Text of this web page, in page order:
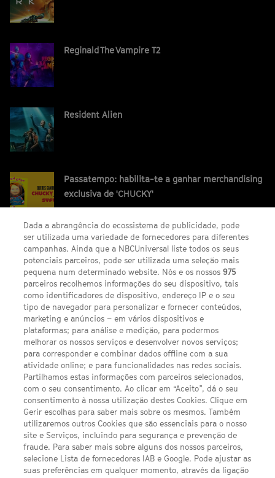
Reginald The Vampire T2
Resident Alien
Passatempo: habilita-te a ganhar merchandising
exclusiva de 'CHUCKY'
SEGUE-NOS
FACEBOOK
TWITTER
YOUTUBEINSTAGRAM
LINKS ÚTEIS
Escolhas de Anúncios
Política de privacidade
Termos E Condições
FILMES
Dada a abrangência do ecossistema de publicidade, pode
ser utilizada uma variedade de fornecedores para diferentes
campanhas. Ainda que a NBCUniversal liste todos os seus
potenciais parceiros, pode ser utilizada uma seleção mais
pequena num determinado website. Nós e os nossos975
parceiros recolhemos informações do seu dispositivo, tais
como identificadores de dispositivo, endereço IP e o seu
tipo de navegador para personalizar e fornecer conteúdos,
marketing e anúncios – em vários dispositivos e
plataformas; para análise e medição, para podermos
melhorar os nossos serviços e desenvolver novos serviços;
para corresponder e combinar dados offline com a sua
atividade online; e para funcionalidades nas redes sociais.
Partilhamos estas informações com parceiros selecionados,
com o seu consentimento. Ao clicar em “Aceito”, dá o seu
consentimento à nossa utilização destes Cookies. Clique em
Gerir escolhas para saber mais sobre os mesmos. Também
utilizaremos outros Cookies que são essenciais para o nosso
site e Serviços, incluindo para segurança e prevenção de
fraude. Para saber mais sobre alguns dos nossos parceiros,
selecione Lista de fornecedores IAB e Google. Pode ajustar as
suas preferências em qualquer momento, através da ligação